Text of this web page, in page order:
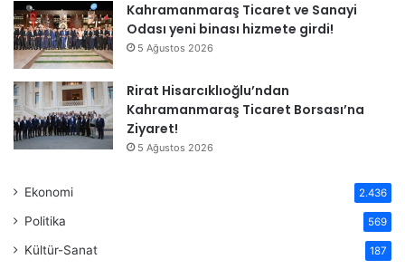
Kahramanmaraş Ticaret ve Sanayi
Odası yeni binası hizmete girdi!
5 Ağustos 2026
Rirat Hisarcıklıoğlu’ndan
Kahramanmaraş Ticaret Borsası’na
Ziyaret!
5 Ağustos 2026
Ekonomi 2.436
Politika 569
Kültür-Sanat 187